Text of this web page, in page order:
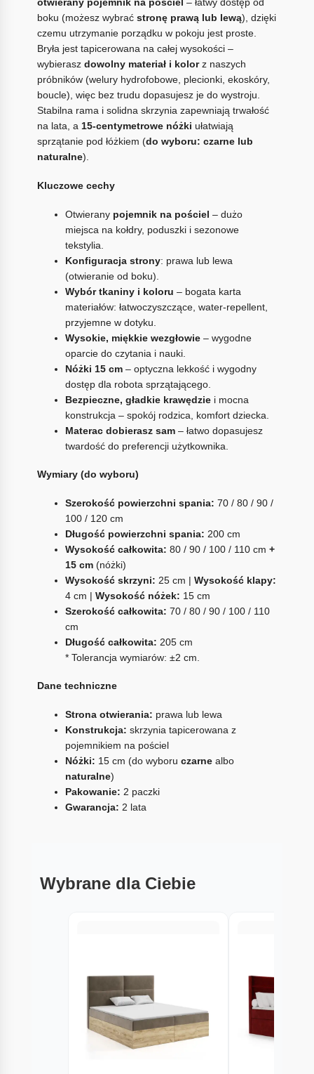
otwierany pojemnik na pościel – łatwy dostęp od
boku (możesz wybrać stronę prawą lub lewą), dzięki
czemu utrzymanie porządku w pokoju jest proste.
Bryła jest tapicerowana na całej wysokości –
wybierasz dowolny materiał i kolorz naszych
próbników (welury hydrofobowe, plecionki, ekoskóry,
boucle), więc bez trudu dopasujesz je do wystroju.
Stabilna rama i solidna skrzynia zapewniają trwałość
na lata, a 15-centymetrowe nóżki ułatwiają
sprzątanie pod łóżkiem (do wyboru: czarne lub
naturalne).
Kluczowe cechy
Otwierany pojemnik na pościel – dużo
miejsca na kołdry, poduszki i sezonowe
tekstylia.
Konfiguracja strony: prawa lub lewa
(otwieranie od boku).
Wybór tkaniny i koloru – bogata karta
materiałów: łatwoczyszczące, water-repellent,
przyjemne w dotyku.
Wysokie, miękkie wezgłowie– wygodne
oparcie do czytania i nauki.
Nóżki 15 cm– optyczna lekkość i wygodny
dostęp dla robota sprzątającego.
Bezpieczne, gładkie krawędziei mocna
konstrukcja – spokój rodzica, komfort dziecka.
Materac dobierasz sam– łatwo dopasujesz
twardość do preferencji użytkownika.
Wymiary (do wyboru)
Szerokość powierzchni spania: 70 / 80 / 90 /
100 / 120 cm
Długość powierzchni spania: 200 cm
Wysokość całkowita: 80 / 90 / 100 / 110 cm +
15 cm(nóżki)
Wysokość skrzyni: 25 cm | Wysokość klapy:
4 cm | Wysokość nóżek: 15 cm
Szerokość całkowita: 70 / 80 / 90 / 100 / 110
cm
Długość całkowita: 205 cm
* Tolerancja wymiarów: ±2 cm.
Dane techniczne
Strona otwierania: prawa lub lewa
Konstrukcja: skrzynia tapicerowana z
pojemnikiem na pościel
Nóżki: 15 cm (do wyboru czarnealbo
naturalne)
Pakowanie: 2 paczki
Gwarancja: 2 lata
Wybrane dla Ciebie